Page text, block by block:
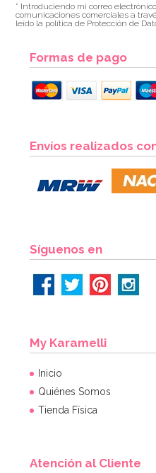
* Introduciendo mi correo
comunicaciones comerciales a
leído la política de Protección de
Formas de pago
Envíos realizados
Síguenos en
My Karamelli
Inicio
Quiénes Somos
Tienda Física
Atención al Cliente